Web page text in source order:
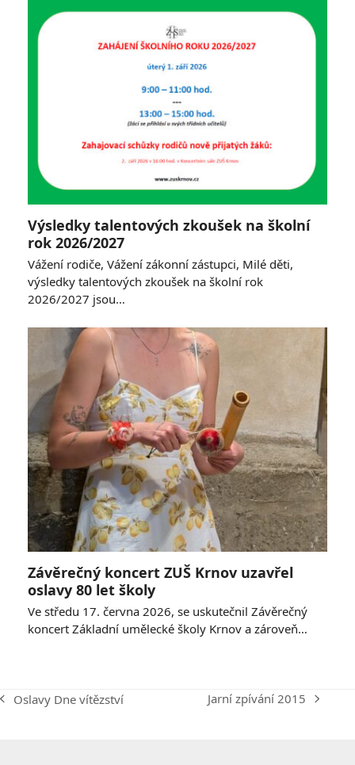
Výsledky talentových zkoušek na školní
rok 2026/2027
Vážení rodiče, Vážení zákonní zástupci, Milé děti,
výsledky talentových zkoušek na školní rok
2026/2027 jsou…
Závěrečný koncert ZUŠ Krnov uzavřel
oslavy 80 let školy
Ve středu 17. června 2026, se uskutečnil Závěrečný
koncert Základní umělecké školy Krnov a zároveň…
previous
Oslavy Dne vítězství
next
Jarní zpívání 2015